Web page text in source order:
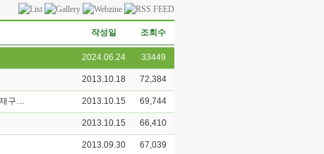
작성일 조회수
2024.06.24 33449
2013.10.18 72,384
2013.10.15 69,744
2013.10.15 66,410
2013.09.30 67,039